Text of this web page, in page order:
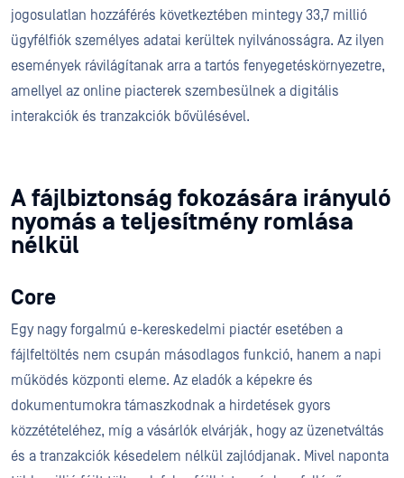
jogosulatlan hozzáférés következtében mintegy 33,7 millió
ügyfélfiók személyes adatai kerültek nyilvánosságra. Az ilyen
események rávilágítanak arra a tartós fenyegetéskörnyezetre,
amellyel az online piacterek szembesülnek a digitális
interakciók és tranzakciók bővülésével.
A fájlbiztonság fokozására irányuló
nyomás a teljesítmény romlása
nélkül
Core
Egy nagy forgalmú e-kereskedelmi piactér esetében a
fájlfeltöltés nem csupán másodlagos funkció, hanem a napi
működés központi eleme. Az eladók a képekre és
dokumentumokra támaszkodnak a hirdetések gyors
közzétételéhez, míg a vásárlók elvárják, hogy az üzenetváltás
és a tranzakciók késedelem nélkül zajlódjanak. Mivel naponta